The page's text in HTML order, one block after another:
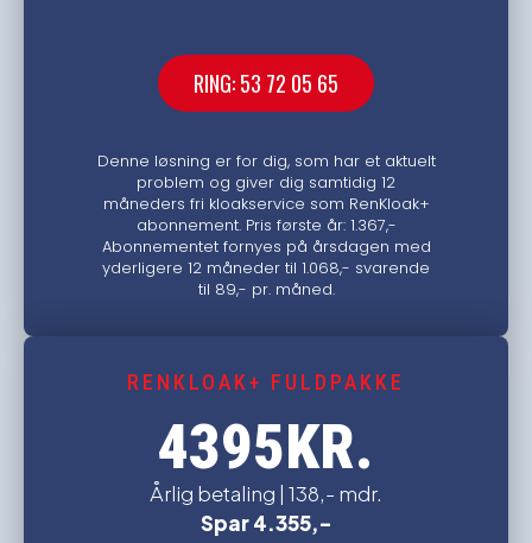
RING: 53 72 05 65
Denne løsning er for dig, som har et aktuelt
problem og giver dig samtidig 12
måneders fri kloakservice som RenKloak+
abonnement. Pris første år: 1.367,-
Abonnementet fornyes på årsdagen med
yderligere 12 måneder til 1.068,- svarende
til 89,- pr. måned.
RENKLOAK+ FULDPAKKE
4395KR.
Årlig betaling | 138,- mdr.
Spar 4.355,-